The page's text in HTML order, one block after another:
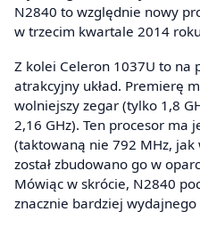
N2840 to względnie nowy
w trzecim kwartale 2014
Z kolei Celeron 1037U to na
atrakcyjny układ. Premierę
wolniejszy zegar (tylko 1,8
2,16 GHz). Ten procesor ma
(taktowaną nie 792 MHz, jak
został zbudowano go w
Mówiąc w skrócie, N2840
znacznie bardziej wydajnego